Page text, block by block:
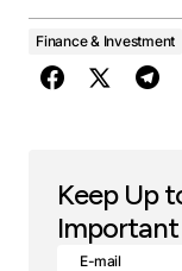
Finance & Investment
Keep Up
E-mail